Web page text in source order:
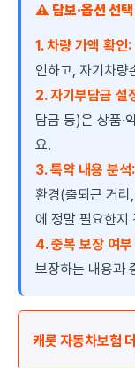
⚠️ 담보·옵션 선
1. 차량 가액 확인:
인하고, 자기차량
2. 자기부담금 설
담금 등)은 상품·
요.
3. 특약 내용 분석:
환경(출퇴근 거리
에 정말 필요한지
4. 중복 보장 여
보장하는 내용과
캐롯 자동차보험